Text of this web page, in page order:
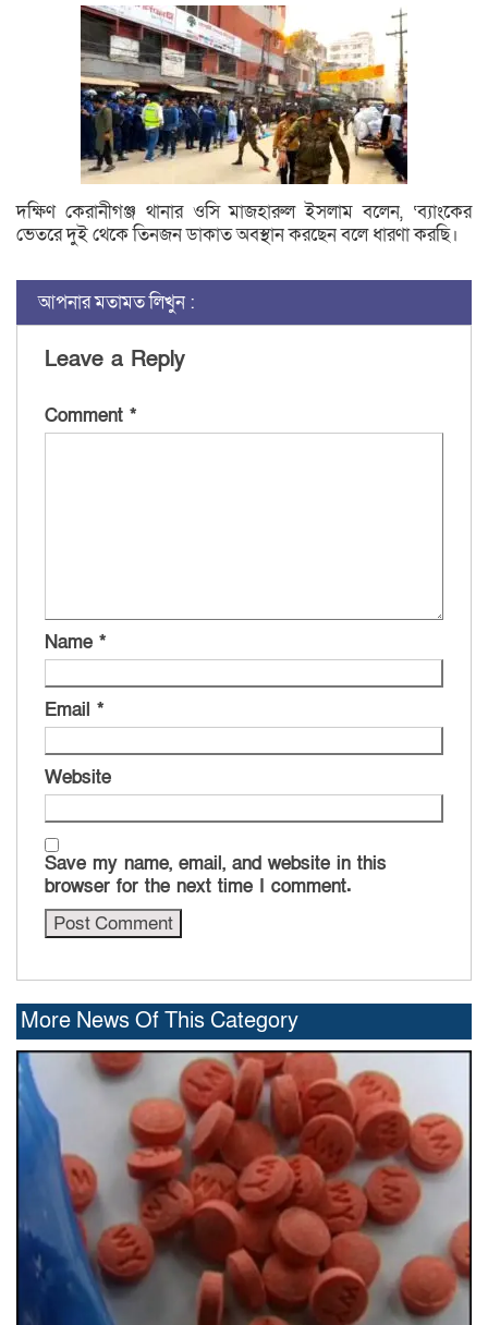
দক্ষিণ কেরানীগঞ্জ থানার ওসি মাজহারুল ইসলাম বলেন, ‘ব্যাংকের
ভেতরে দুই থেকে তিনজন ডাকাত অবস্থান করছেন বলে ধারণা করছি।
আপনার মতামত লিখুন :
Leave a Reply
Comment *
Name *
Email *
Website
Save my name, email, and website in this
browser for the next time I comment.
More News Of This Category